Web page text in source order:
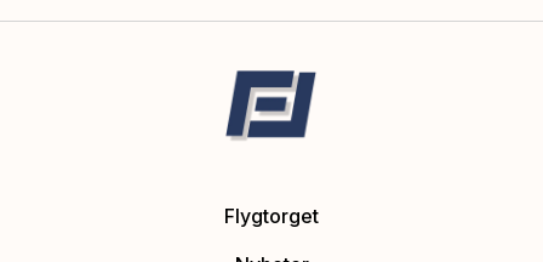
Flygtorget